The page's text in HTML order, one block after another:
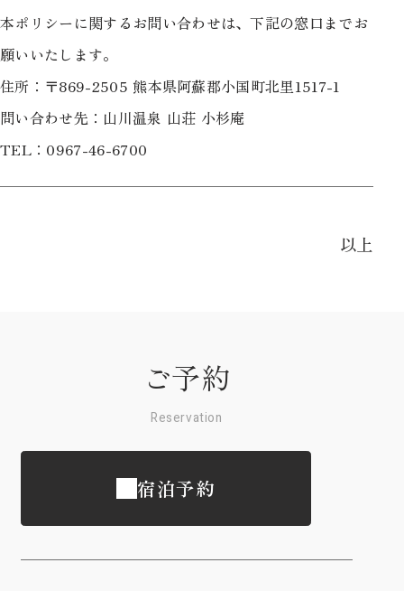
本ポリシーに関するお問い合わせは、下記の窓口までお
願いいたします。
住所：〒869-2505 熊本県阿蘇郡小国町北里1517-1
問い合わせ先：山川温泉 山荘 小杉庵
TEL： 0967-46-6700
以上
ご予約
Reservation
宿泊予約